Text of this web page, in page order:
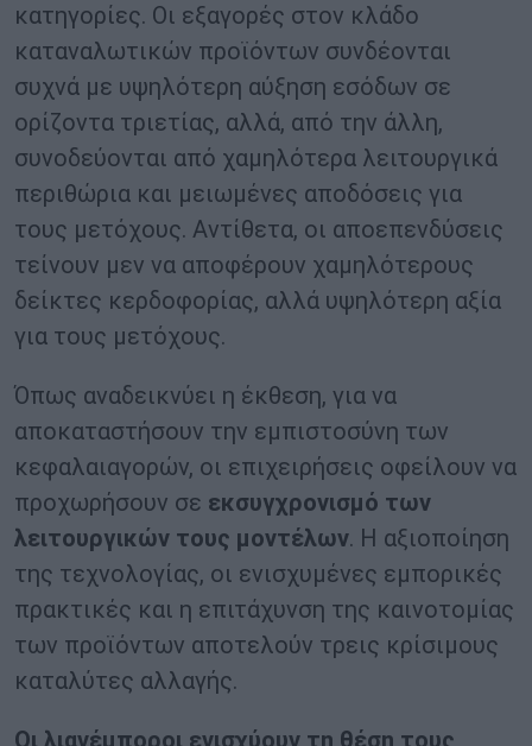
κατηγορίες. Οι εξαγορές στον κλάδο
καταναλωτικών προϊόντων συνδέονται
συχνά με υψηλότερη αύξηση εσόδων σε
ορίζοντα τριετίας, αλλά, από την άλλη,
συνοδεύονται από χαμηλότερα λειτουργικά
περιθώρια και μειωμένες αποδόσεις για
τους μετόχους. Αντίθετα, οι αποεπενδύσεις
τείνουν μεν να αποφέρουν χαμηλότερους
δείκτες κερδοφορίας, αλλά υψηλότερη αξία
για τους μετόχους.
Όπως αναδεικνύει η έκθεση, για να
αποκαταστήσουν την εμπιστοσύνη των
κεφαλαιαγορών, οι επιχειρήσεις οφείλουν να
προχωρήσουν σε εκσυγχρονισμό των
λειτουργικών τους μοντέλων. Η αξιοποίηση
της τεχνολογίας, οι ενισχυμένες εμπορικές
πρακτικές και η επιτάχυνση της καινοτομίας
των προϊόντων αποτελούν τρεις κρίσιμους
καταλύτες αλλαγής.